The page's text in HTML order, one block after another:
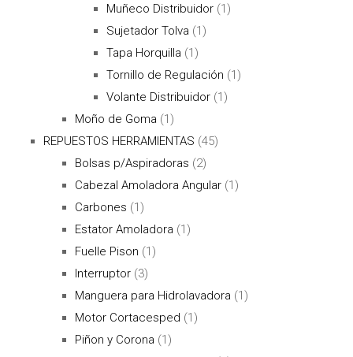
Muñeco Distribuidor (1)
Sujetador Tolva (1)
Tapa Horquilla (1)
Tornillo de Regulación (1)
Volante Distribuidor (1)
Moño de Goma (1)
REPUESTOS HERRAMIENTAS (45)
Bolsas p/Aspiradoras (2)
Cabezal Amoladora Angular (1)
Carbones (1)
Estator Amoladora (1)
Fuelle Pison (1)
Interruptor (3)
Manguera para Hidrolavadora (1)
Motor Cortacesped (1)
Piñon y Corona (1)